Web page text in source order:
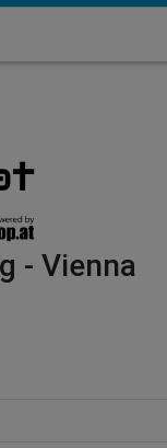
- Vienna